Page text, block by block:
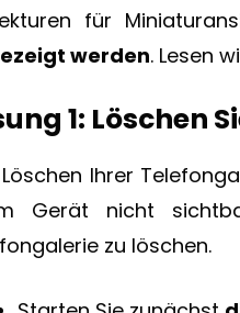
für
werden. Lesen
1: Löschen
Ihrer
Gerät nicht
zu löschen.